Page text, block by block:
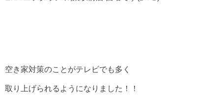
空き家対策のことがテレビでも多く
取り上げられるようになりました！！